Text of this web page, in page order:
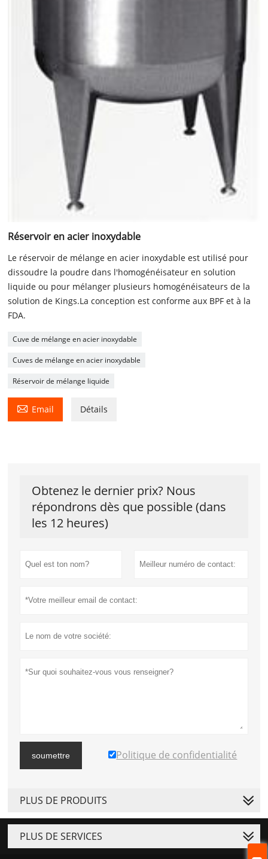
Réservoir en acier inoxydable
Le réservoir de mélange en acier inoxydable est utilisé pour
dissoudre la poudre dans l'homogénéisateur en solution
liquide ou pour mélanger plusieurs homogénéisateurs de la
solution de Kings.La conception est conforme aux BPF et à la
FDA.
Cuve de mélange en acier inoxydable
Cuves de mélange en acier inoxydable
Réservoir de mélange liquide
 Email Détails
Obtenez le dernier prix? Nous
répondrons dès que possible (dans
les 12 heures)
soumettre Politique de confidentialité
PLUS DE PRODUITS
PLUS DE SERVICES